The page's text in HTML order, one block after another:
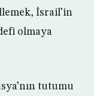
İsrail’in
olmaya
tutumu